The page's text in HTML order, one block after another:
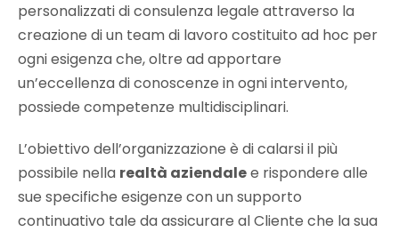
personalizzati di consulenza legale attraverso la
creazione di un team di lavoro costituito ad hoc per
ogni esigenza che, oltre ad apportare
un’eccellenza di conoscenze in ogni intervento,
possiede competenze multidisciplinari.
L’obiettivo dell’organizzazione è di calarsi il più
possibile nella realtà aziendalee rispondere alle
sue specifiche esigenze con un supporto
continuativo tale da assicurare al Cliente che la sua